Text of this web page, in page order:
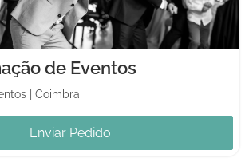
de Eventos
Coimbra
Enviar Pedido